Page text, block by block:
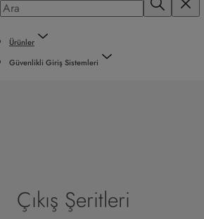
Ürünler
Güvenlikli Giriş Sistemleri
Çıkış Şeritleri